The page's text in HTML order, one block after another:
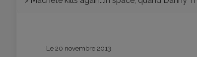
Le 20 novembre 2013